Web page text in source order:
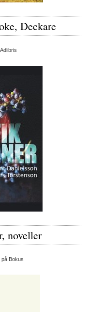
Deckare
noveller
på Bokus